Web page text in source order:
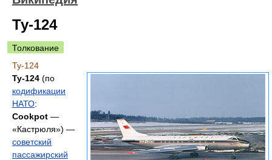
Ту-124
Толкование
Ту-124
Ту-124 (по
кодификации
НАТО:
Cookpot —
«Кастрюля») —
советский
пассажирский